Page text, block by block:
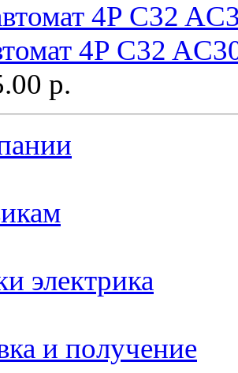
4P C32
р.
электрика
и получение